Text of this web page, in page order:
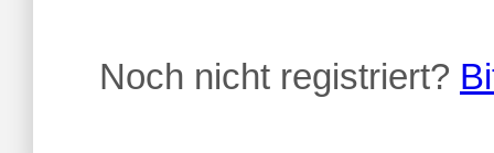
Noch nicht registriert?